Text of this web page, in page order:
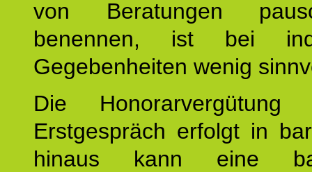
von Beratungen
benennen, ist bei
Gegebenheiten wenig
Die
Erstgespräch erfolgt in
hinaus kann eine